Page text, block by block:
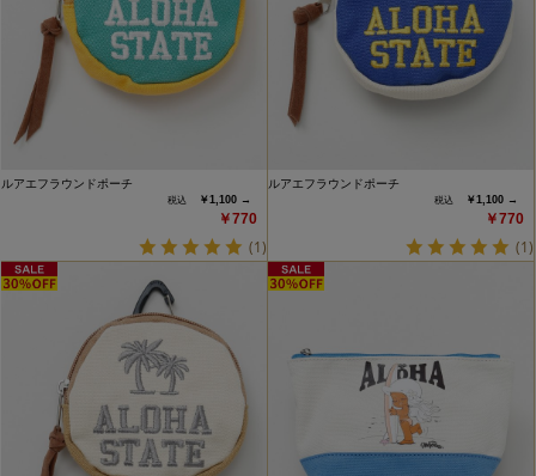
ルアエフラウンドポーチ
￥1,100 →
￥770
(1)
ルアエフラウンドポーチ
￥1,100 →
￥770
(1)